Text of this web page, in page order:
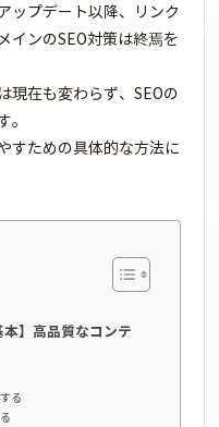
ップデート以降、リンク
インのSEO対策は終焉を
現在も変わらず、SEOの
。
すための具体的な方法に
本】高品質なコンテ
る